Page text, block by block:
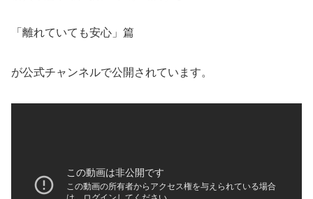
「離れていても安心」篇
が公式チャンネルで公開されています。